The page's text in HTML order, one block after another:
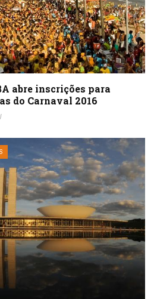
abre inscrições para
do Carnaval 2016